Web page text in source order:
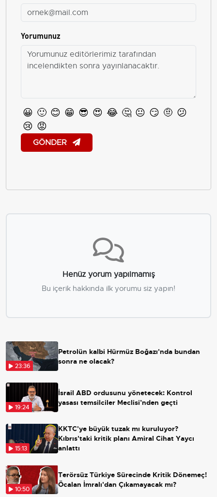
Yorumunuz
😀 🙂 😊 😁 😎 😍 😂 🤔 😐 😏 🤨 😕
😢 😡
GÖNDER
Henüz yorum yapılmamış
Bu içerik hakkında ilk yorumu siz yapın!
23:36
Petrolün kalbi Hürmüz Boğazı'nda bundan
sonra ne olacak?
19:24
İsrail ABD ordusunu yönetecek: Kontrol
yasası temsilciler Meclisi’nden geçti
15:13
KKTC'ye büyük tuzak mı kuruluyor?
Kıbrıs'taki kritik planı Amiral Cihat Yaycı
anlattı
10:50
Terörsüz Türkiye Sürecinde Kritik Dönemeç!
Öcalan İmralı'dan Çıkamayacak mı?